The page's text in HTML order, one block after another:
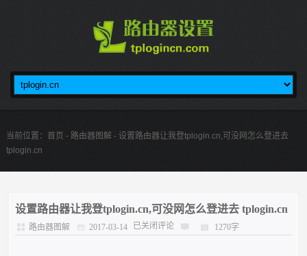
当前位置： 首页 - 路由器图解- 设置路由器让我登tplogin.cn,可没网怎么登进去
tplogin.cn
设置路由器让我登tplogin.cn,可没网怎么登进去 tplogin.cn
路由器图解 2017-03-14 已关闭评论 1270字